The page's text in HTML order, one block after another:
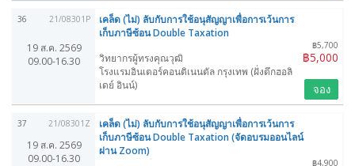
36 21/08301P
19 ส.ค. 2569
09.00-16.30
เคล็ด (ไม่) ลับกับการใช้อนุสัญญาเพื่อการเว้นการ
เก็บภาษีซ้อน Double Taxation
฿5,700
฿5,000
วิทยากรผู้ทรงคุณวุฒิ
โรงแรมอินเตอร์คอนติเนนตัล กรุงเทพ (ฝั่งตึกฮอลิ
เดย์ อินน์)
จอง
37 21/08301Z
19 ส.ค. 2569
09.00-16.30
เคล็ด (ไม่) ลับกับการใช้อนุสัญญาเพื่อการเว้นการ
เก็บภาษีซ้อน Double Taxation (จัดอบรมออนไลน์
ผ่าน Zoom)
฿4,900